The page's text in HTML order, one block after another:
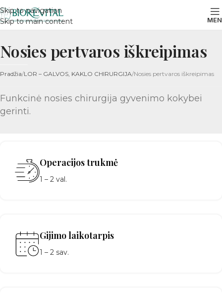
Skip to navigation
Skip to main content
Nosies pertvaros iškreipimas
Pradžia LOR – GALVOS, KAKLO CHIRURGIJA Nosies pertvaros iškreipimas
Funkcinė nosies chirurgija gyvenimo kokybei
gerinti.
Operacijos trukmė
1 – 2 val.
Gijimo laikotarpis
1 – 2 sav.